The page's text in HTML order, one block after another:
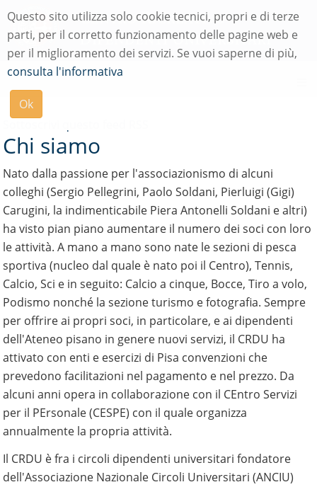
Questo sito utilizza solo cookie tecnici, propri e di terze
parti, per il corretto funzionamento delle pagine web e
per il miglioramento dei servizi. Se vuoi saperne di più,
consulta l'informativa
Ok
Menu
di
navigazione
Modulo
ricerca
su
uniPi
Chi siamo
Nato dalla passione per l'associazionismo di alcuni
colleghi (Sergio Pellegrini, Paolo Soldani, Pierluigi (Gigi)
Carugini, la indimenticabile Piera Antonelli Soldani e altri)
ha visto pian piano aumentare il numero dei soci con loro
le attività. A mano a mano sono nate le sezioni di pesca
sportiva (nucleo dal quale è nato poi il Centro), Tennis,
Calcio, Sci e in seguito: Calcio a cinque, Bocce, Tiro a volo,
Podismo nonché la sezione turismo e fotografia. Sempre
per offrire ai propri soci, in particolare, e ai dipendenti
dell'Ateneo pisano in genere nuovi servizi, il CRDU ha
attivato con enti e esercizi di Pisa convenzioni che
prevedono facilitazioni nel pagamento e nel prezzo. Da
alcuni anni opera in collaborazione con il CEntro Servizi
per il PErsonale (CESPE) con il quale organizza
annualmente la propria attività.
Il CRDU è fra i circoli dipendenti universitari fondatore
dell'Associazione Nazionale Circoli Universitari (ANCIU)